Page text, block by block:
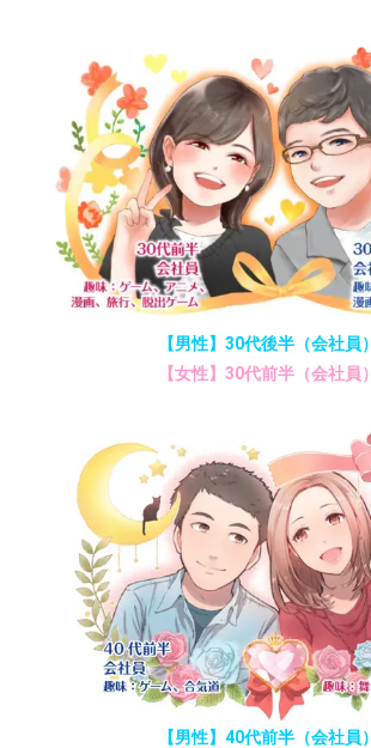
【男性】30代後半（会社員）
【女性】30代前半（会社員）
【男性】40代前半（会社員）